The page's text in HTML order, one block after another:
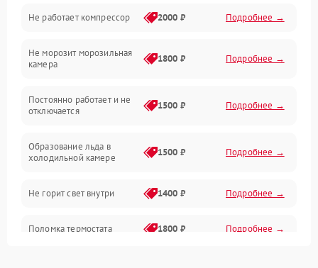
Электропитание
Дренаж
Не работает компрессор 2000 ₽ Подробнее →
Не морозит морозильная
камера
1800 ₽ Подробнее →
Постоянно работает и не
отключается
1500 ₽ Подробнее →
Образование льда в
холодильной камере
1500 ₽ Подробнее →
Не горит свет внутри 1400 ₽ Подробнее →
Поломка термостата 1800 ₽ Подробнее →